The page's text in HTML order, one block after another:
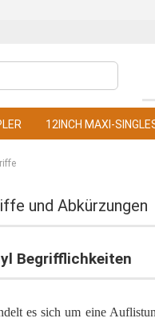
12INCH MAXI-
und Abkürzungen
Begrifflichkeiten
es sich um eine